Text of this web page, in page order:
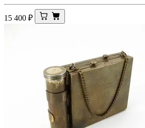
15 400 ₽